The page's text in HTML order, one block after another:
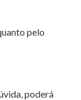
pelo
poderá